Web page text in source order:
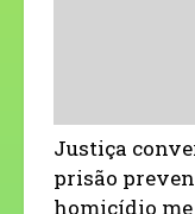
Justiça
prisão
homicídio me